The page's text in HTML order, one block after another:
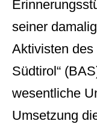
seiner
Aktivisten des
Südtirol“
wesentliche
Umsetzung